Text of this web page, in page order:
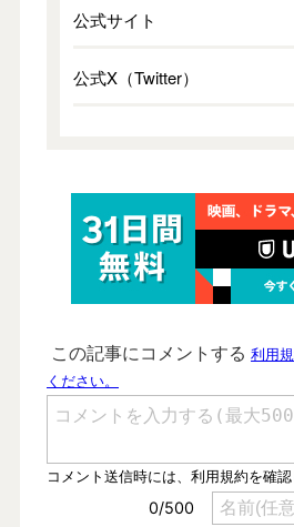
公式サイト
公式X（Twitter）